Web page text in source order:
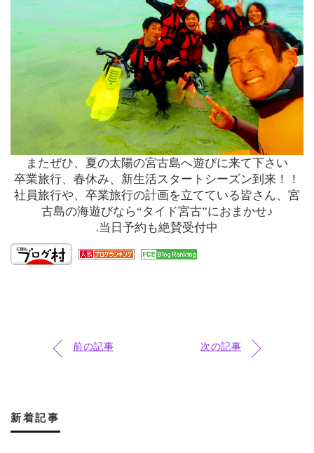
またぜひ、夏の太陽の宮古島へ遊びに来て下さい
卒業旅行、春休み、新生活スタートシーズン到来！！
社員旅行や、卒業旅行の計画を立てている皆さん、 宮
古島の海遊びなら“タイド宮古”におまかせ♪
.当日予約も絶賛受付中
前の記事 次の記事
新着記事